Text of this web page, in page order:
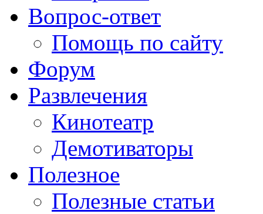
Вопрос-ответ
Помощь по сайту
Форум
Развлечения
Кинотеатр
Демотиваторы
Полезное
Полезные статьи